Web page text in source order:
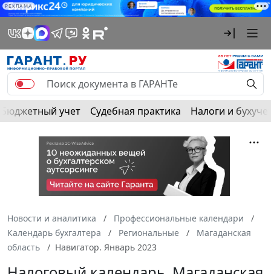
РЕКЛАМА
Бюджетный учет Судебная практика Налоги и
Новости и аналитика
Профессиональные календари
Календарь бухгалтера
Региональные
Магаданская
область
Навигатор. Январь 2023